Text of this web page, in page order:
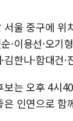
서울 중구에 위
·이용선·오기
김한나·함대건
보는 오후 4시
은 인연으로 함